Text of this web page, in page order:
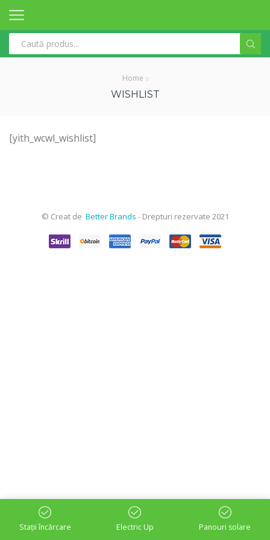
input
Home
WISHLIST
[yith_wcwl_wishlist]
© Creat de Better Brands - Drepturi rezervate 2021
Stații încărcare Electric Up Panouri solare